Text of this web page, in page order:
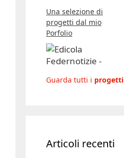
Una selezione di
progetti dal mio
Porfolio
Guarda tutti i progetti
Articoli recenti